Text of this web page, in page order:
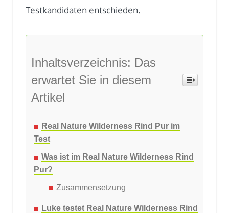
Testkandidaten entschieden.
Inhaltsverzeichnis: Das
erwartet Sie in diesem
Artikel
Real Nature Wilderness Rind Pur im
Test
Was ist im Real Nature Wilderness Rind
Pur?
Zusammensetzung
Luke testet Real Nature Wilderness Rind